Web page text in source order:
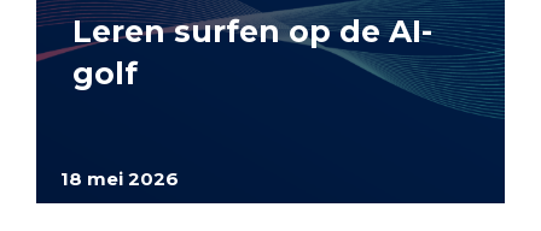
18 mei 2026
Leren surfen op de AI-
golf